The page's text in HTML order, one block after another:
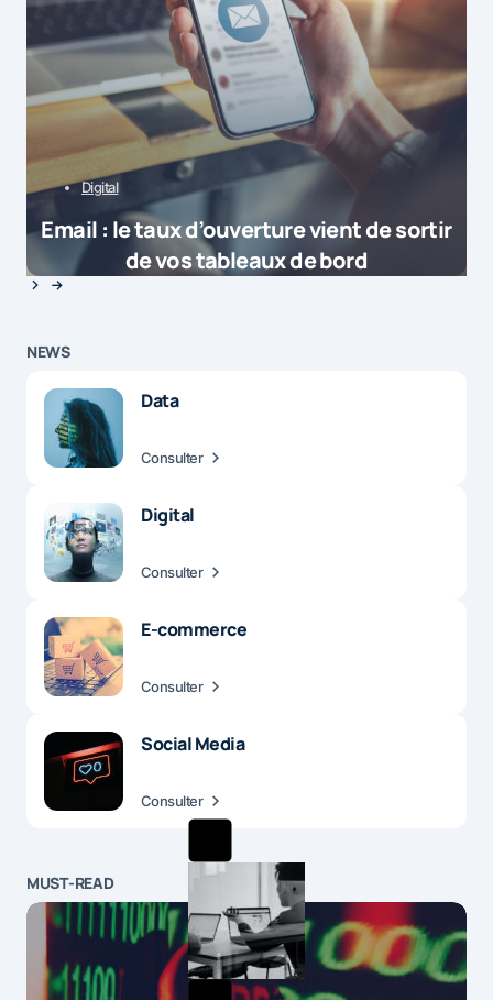
Digital
Email : le taux d’ouverture vient de sortir
de vos tableaux de bord
NEWS
Data
Consulter
Digital
Consulter
E-commerce
Consulter
Social Media
Consulter
MUST-READ